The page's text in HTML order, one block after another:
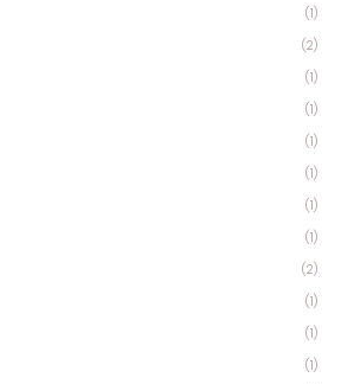
(1)
(2)
(1)
(1)
(1)
(1)
(1)
(1)
(2)
(1)
(1)
(1)